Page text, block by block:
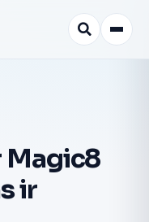
Magic8
ir